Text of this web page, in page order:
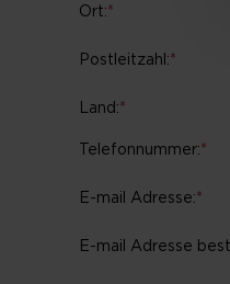
Ort:*
Postleitzahl:*
Land:*
Telefonnummer:*
E-mail Adresse:*
E-mail Adresse